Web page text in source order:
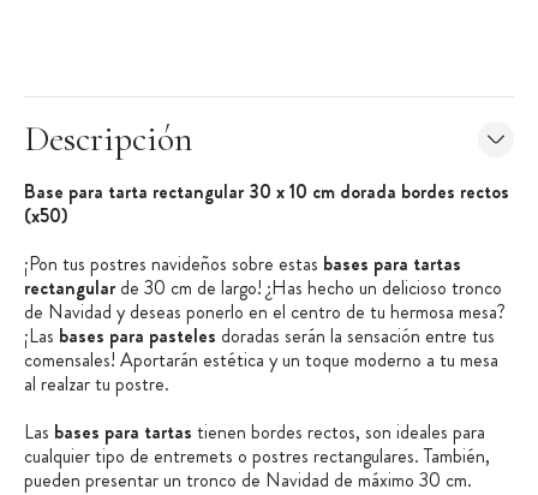
Descripción
Base para tarta rectangular 30 x 10 cm dorada bordes rectos
(x50)
¡Pon tus postres navideños sobre estas bases para tartas
rectangularde 30 cm de largo! ¿Has hecho un delicioso tronco
de Navidad y deseas ponerlo en el centro de tu hermosa mesa?
¡Las bases para pasteles doradas serán la sensación entre tus
comensales! Aportarán estética y un toque moderno a tu mesa
al realzar tu postre.
Las bases para tartas tienen bordes rectos, son ideales para
cualquier tipo de entremets o postres rectangulares. También,
pueden presentar un tronco de Navidad de máximo 30 cm.